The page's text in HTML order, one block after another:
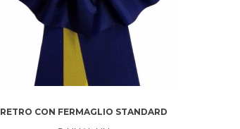
RETRO CON FERMAGLIO STANDARD